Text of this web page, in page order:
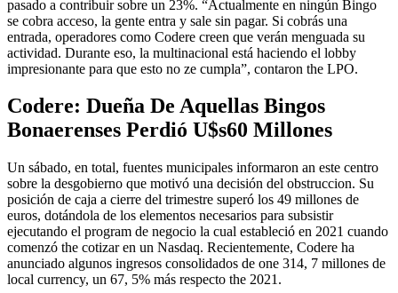
pasado a contribuir sobre un 23%. “Actualmente en ningún Bingo
se cobra acceso, la gente entra y sale sin pagar. Si cobrás una
entrada, operadores como Codere creen que verán menguada su
actividad. Durante eso, la multinacional está haciendo el lobby
impresionante para que esto no ze cumpla”, contaron the LPO.
Codere: Dueña De Aquellas Bingos
Bonaerenses Perdió U$s60 Millones
Un sábado, en total, fuentes municipales informaron an este centro
sobre la desgobierno que motivó una decisión del obstruccion. Su
posición de caja a cierre del trimestre superó los 49 millones de
euros, dotándola de los elementos necesarios para subsistir
ejecutando el program de negocio la cual estableció en 2021 cuando
comenzó the cotizar en un Nasdaq. Recientemente, Codere ha
anunciado algunos ingresos consolidados de one 314, 7 millones de
local currency, un 67, 5% más respecto the 2021.